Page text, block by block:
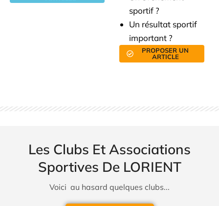
sportif ?
Un résultat sportif
important ?
PROPOSER UN
ARTICLE
Les Clubs Et Associations
Sportives De LORIENT
Voici au hasard quelques clubs...